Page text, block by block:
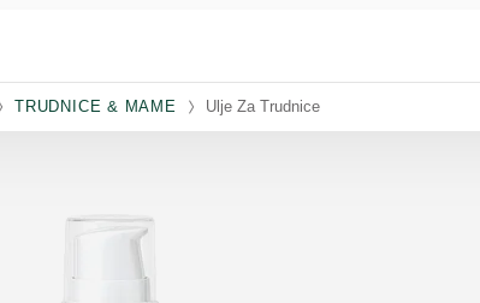
TRUDNICE & MAME Ulje Za Trudnice